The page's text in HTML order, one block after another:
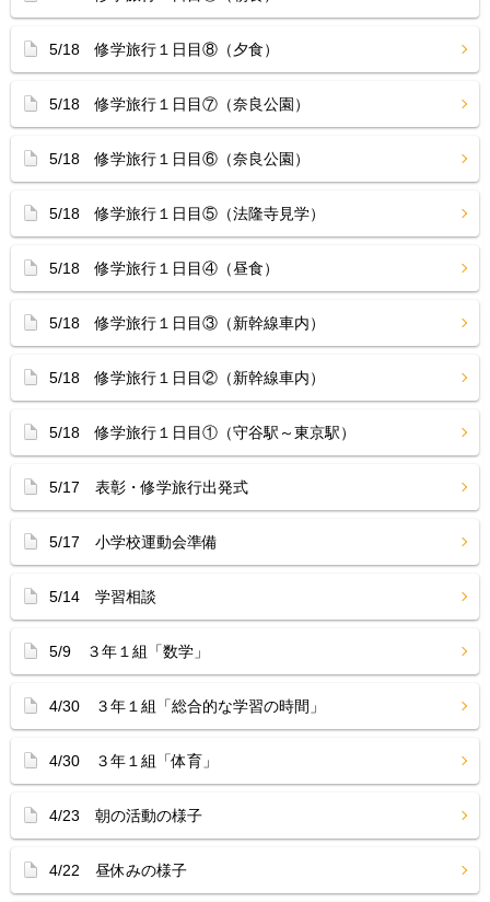
5/18 修学旅行１日目⑧（夕食）
5/18 修学旅行１日目⑦（奈良公園）
5/18 修学旅行１日目⑥（奈良公園）
5/18 修学旅行１日目⑤（法隆寺見学）
5/18 修学旅行１日目④（昼食）
5/18 修学旅行１日目③（新幹線車内）
5/18 修学旅行１日目②（新幹線車内）
5/18 修学旅行１日目①（守谷駅～東京駅）
5/17 表彰・修学旅行出発式
5/17 小学校運動会準備
5/14 学習相談
5/9 ３年１組「数学」
4/30 ３年１組「総合的な学習の時間」
4/30 ３年１組「体育」
4/23 朝の活動の様子
4/22 昼休みの様子